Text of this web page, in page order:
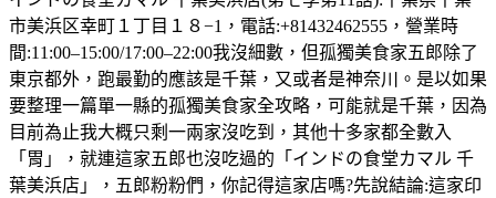
市美浜区幸町１丁目１８−1，電話:+81432462555，營業時
間:11:00–15:00/17:00–22:00我沒細數，但孤獨美食家五郎除了
東京都外，跑最勤的應該是千葉，又或者是神奈川。是以如果
要整理一篇單一縣的孤獨美食家全攻略，可能就是千葉，因為
目前為止我大概只剩一兩家沒吃到，其他十多家都全數入
「胃」，就連這家五郎也沒吃過的「インドの食堂カマル 千
葉美浜店」，五郎粉粉們，你記得這家店嗎?先說結論:這家印